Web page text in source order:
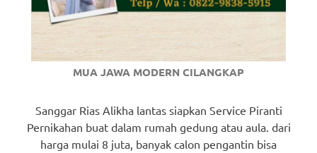
MUA JAWA MODERN CILANGKAP
Sanggar Rias Alikha lantas siapkan Service Piranti
Pernikahan buat dalam rumah gedung atau aula. dari
harga mulai 8 juta, banyak calon pengantin bisa